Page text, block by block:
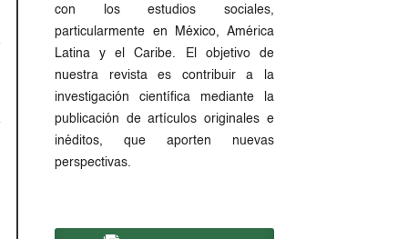
con los estudios sociales,
particularmente en México, América
Latina y el Caribe. El objetivo de
nuestra revista es contribuir a la
investigación científica mediante la
publicación de artículos originales e
inéditos, que aporten nuevas
perspectivas.